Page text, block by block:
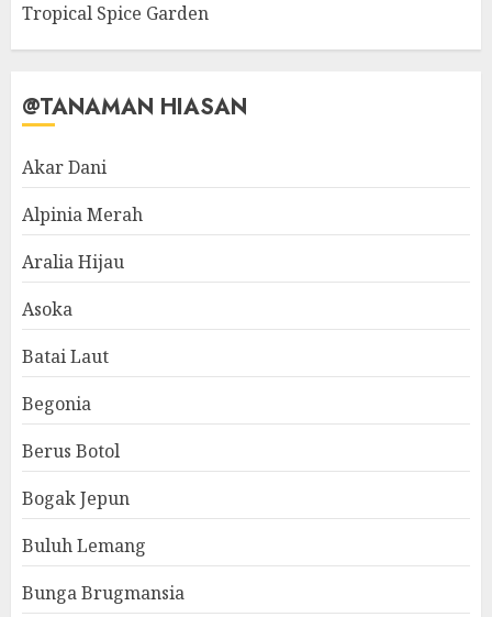
Tropical Spice Garden
@TANAMAN HIASAN
Akar Dani
Alpinia Merah
Aralia Hijau
Asoka
Batai Laut
Begonia
Berus Botol
Bogak Jepun
Buluh Lemang
Bunga Brugmansia